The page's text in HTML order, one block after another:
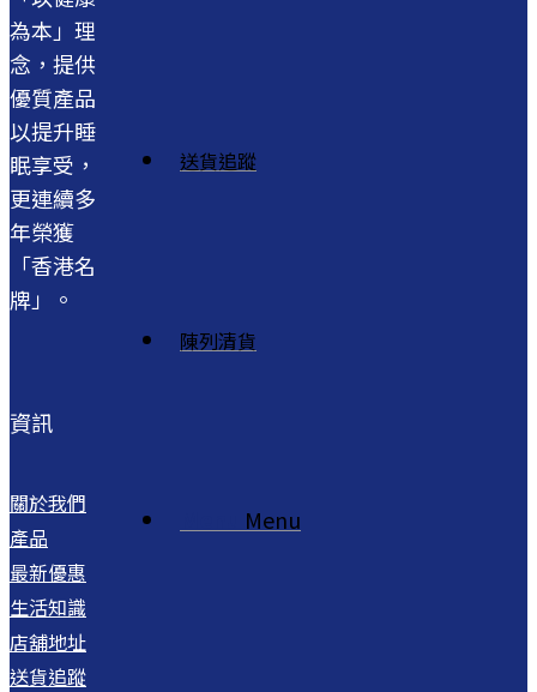
送貨追蹤
陳列清貨
Menu
為本」理
念，提供
優質產品
以提升睡
眠享受，
更連續多
年榮獲
「香港名
牌」。
資訊
關於我們
產品
最新優惠
生活知識
店舖地址
送貨追蹤